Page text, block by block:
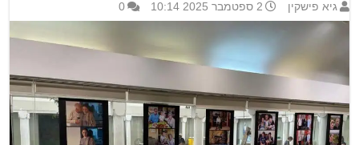
גיא פישקין 2 ספטמבר 2025 10:14 0